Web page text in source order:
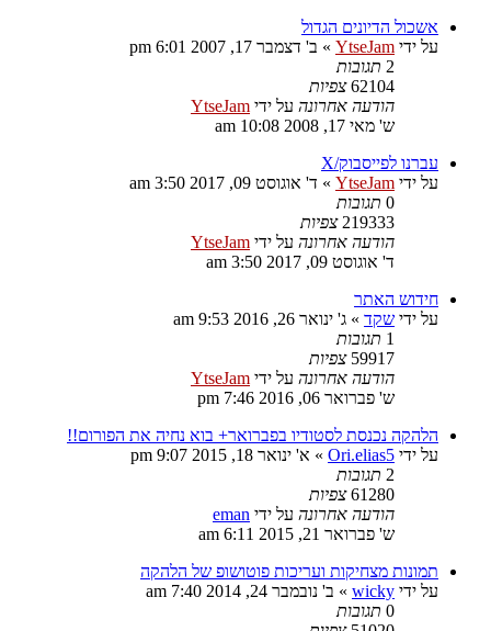
אשכול הדיונים הגדול
על ידי YtseJam
» ב' דצמבר 17, 2007 6:01 pm
2 תגובות
62104 צפיות
הודעה אחרונה על ידי YtseJam
ש' מאי 17, 2008 10:08 am
עברנו לפייסבוק/X
על ידי YtseJam
» ד' אוגוסט 09, 2017 3:50 am
0 תגובות
219333 צפיות
הודעה אחרונה על ידי YtseJam
ד' אוגוסט 09, 2017 3:50 am
חידוש האתר
על ידי שקד » ג' ינואר 26, 2016 9:53 am
1 תגובות
59917 צפיות
הודעה אחרונה על ידי YtseJam
ש' פברואר 06, 2016 7:46 pm
הלהקה נכנסת לסטודיו בפברואר+ בוא נחיה את הפורום!!
על ידי Ori.elias5
» א' ינואר 18, 2015 9:07 pm
2 תגובות
61280 צפיות
הודעה אחרונה על ידי eman
ש' פברואר 21, 2015 6:11 am
תמונות מצחיקות ועריכות פוטושופ של הלהקה
על ידי wicky
» ב' נובמבר 24, 2014 7:40 am
0 תגובות